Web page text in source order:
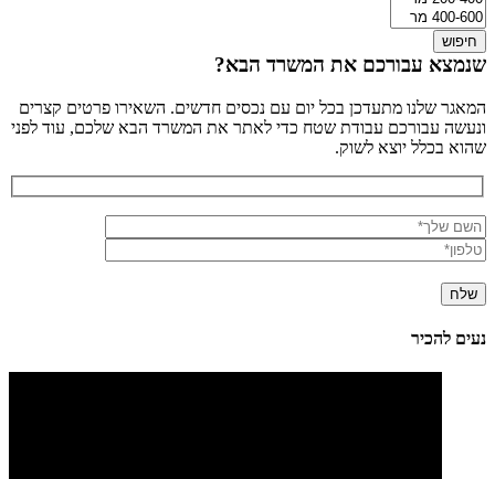
חיפוש
שנמצא עבורכם את המשרד הבא?
המאגר שלנו מתעדכן בכל יום עם נכסים חדשים. השאירו פרטים קצרים
ונעשה עבורכם עבודת שטח כדי לאתר את המשרד הבא שלכם, עוד לפני
שהוא בכלל יוצא לשוק.
נעים להכיר